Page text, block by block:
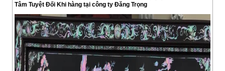
Tâm Tuyệt Đối Khi hàng tại công ty Đăng Trọng